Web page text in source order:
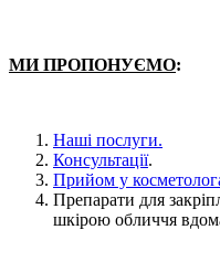
МИ ПРОПОНУЄМО:
Наші послуги.
Консультації.
Прийом у
Препарати для
шкірою обличчя